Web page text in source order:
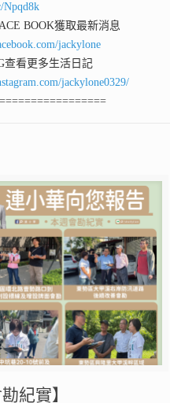
Npqd8k
BOOK獲取最新消息
jackylone
查看更多生活日記
jackylone0329/
紀實】